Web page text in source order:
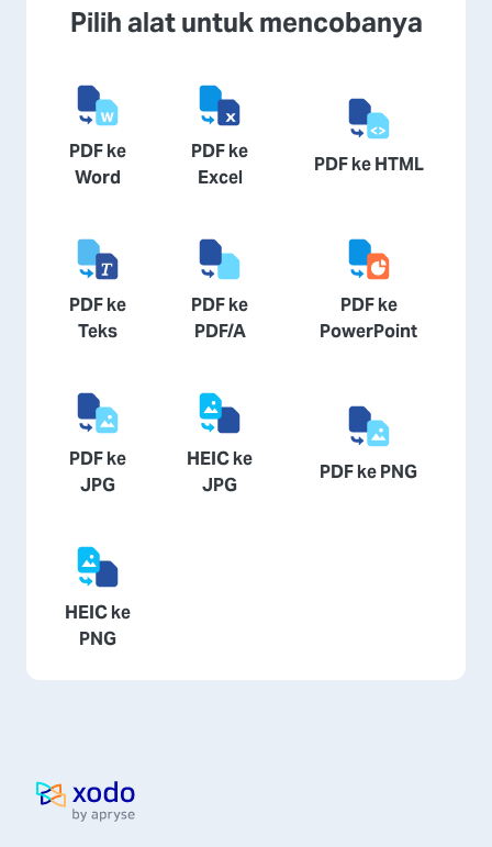
Pilih alat untuk mencobanya
PDF ke
Word
PDF ke
Excel
PDF ke HTML
PDF ke
Teks
PDF ke
PDF/A
PDF ke
PowerPoint
PDF ke
JPG
HEIC ke
JPG
PDF ke PNG
HEIC ke
PNG
Halaman utama